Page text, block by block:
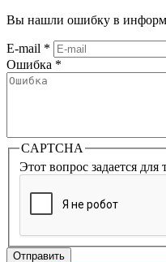
Вы нашли ошибку в
E-mail *
Ошибка *
CAPTCHA
Этот вопрос задается